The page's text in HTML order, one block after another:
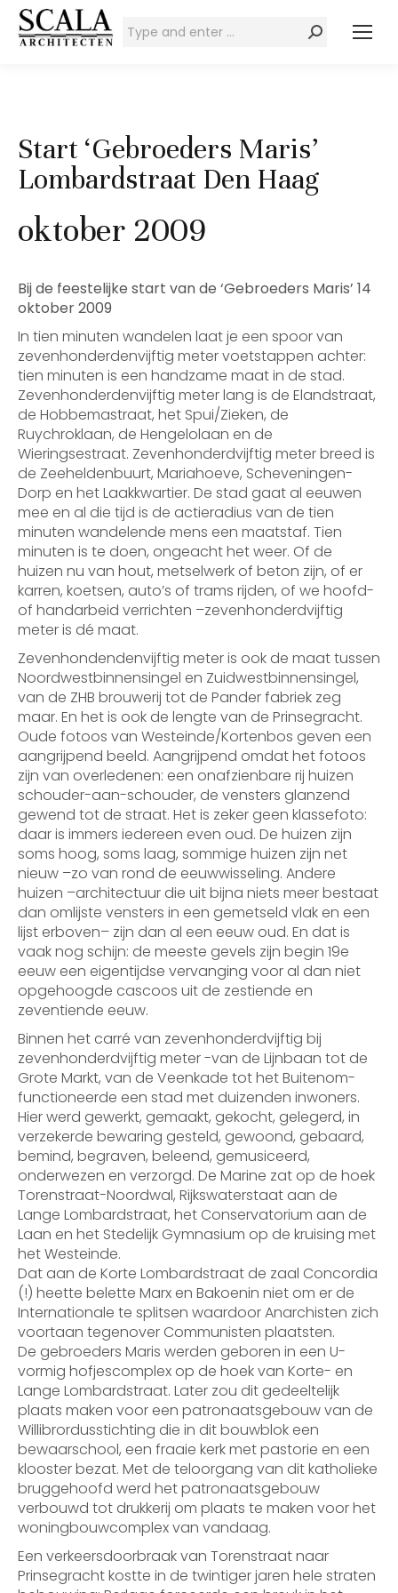
Zoeken:
Start ‘Gebroeders Maris’
Lombardstraat Den Haag
oktober 2009
Bij de feestelijke start van de ‘Gebroeders Maris’ 14
oktober 2009
In tien minuten wandelen laat je een spoor van
zevenhonderdenvijftig meter voetstappen achter:
tien minuten is een handzame maat in de stad.
Zevenhonderdenvijftig meter lang is de Elandstraat,
de Hobbemastraat, het Spui/Zieken, de
Ruychroklaan, de Hengelolaan en de
Wieringsestraat. Zevenhonderdvijftig meter breed is
de Zeeheldenbuurt, Mariahoeve, Scheveningen-
Dorp en het Laakkwartier. De stad gaat al eeuwen
mee en al die tijd is de actieradius van de tien
minuten wandelende mens een maatstaf. Tien
minuten is te doen, ongeacht het weer. Of de
huizen nu van hout, metselwerk of beton zijn, of er
karren, koetsen, auto’s of trams rijden, of we hoofd-
of handarbeid verrichten –zevenhonderdvijftig
meter is dé maat.
Zevenhondendenvijftig meter is ook de maat tussen
Noordwestbinnensingel en Zuidwestbinnensingel,
van de ZHB brouwerij tot de Pander fabriek zeg
maar. En het is ook de lengte van de Prinsegracht.
Oude fotoos van Westeinde/Kortenbos geven een
aangrijpend beeld. Aangrijpend omdat het fotoos
zijn van overledenen: een onafzienbare rij huizen
schouder-aan-schouder, de vensters glanzend
gewend tot de straat. Het is zeker geen klassefoto:
daar is immers iedereen even oud. De huizen zijn
soms hoog, soms laag, sommige huizen zijn net
nieuw –zo van rond de eeuwwisseling. Andere
huizen –architectuur die uit bijna niets meer bestaat
dan omlijste vensters in een gemetseld vlak en een
lijst erboven– zijn dan al een eeuw oud. En dat is
vaak nog schijn: de meeste gevels zijn begin 19e
eeuw een eigentijdse vervanging voor al dan niet
opgehoogde cascoos uit de zestiende en
zeventiende eeuw.
Binnen het carré van zevenhonderdvijftig bij
zevenhonderdvijftig meter -van de Lijnbaan tot de
Grote Markt, van de Veenkade tot het Buitenom-
functioneerde een stad met duizenden inwoners.
Hier werd gewerkt, gemaakt, gekocht, gelegerd, in
verzekerde bewaring gesteld, gewoond, gebaard,
bemind, begraven, beleend, gemusiceerd,
onderwezen en verzorgd. De Marine zat op de hoek
Torenstraat-Noordwal, Rijkswaterstaat aan de
Lange Lombardstraat, het Conservatorium aan de
Laan en het Stedelijk Gymnasium op de kruising met
het Westeinde.
Dat aan de Korte Lombardstraat de zaal Concordia
(!) heette belette Marx en Bakoenin niet om er de
Internationale te splitsen waardoor Anarchisten zich
voortaan tegenover Communisten plaatsten.
De gebroeders Maris werden geboren in een U-
vormig hofjescomplex op de hoek van Korte- en
Lange Lombardstraat. Later zou dit gedeeltelijk
plaats maken voor een patronaatsgebouw van de
Willibrordusstichting die in dit bouwblok een
bewaarschool, een fraaie kerk met pastorie en een
klooster bezat. Met de teloorgang van dit katholieke
bruggehoofd werd het patronaatsgebouw
verbouwd tot drukkerij om plaats te maken voor het
woningbouwcomplex van vandaag.
Een verkeersdoorbraak van Torenstraat naar
Prinsegracht kostte in de twintiger jaren hele straten